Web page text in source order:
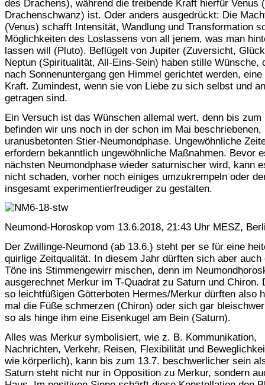
des Drachens), während die treibende Kraft hierfür Venus
Drachenschwanz) ist. Oder anders ausgedrückt: Die
(Venus) schafft Intensität, Wandlung und Transformation
Möglichkeiten des Loslassens von all jenem, was man
lassen will (Pluto). Beflügelt von Jupiter (Zuversicht,
Neptun (Spiritualität, All-Eins-Sein) haben stille Wünsche,
nach Sonnenuntergang gen Himmel gerichtet werden, eine
Kraft. Zumindest, wenn sie von Liebe zu sich selbst und
getragen sind.
Ein Versuch ist das Wünschen allemal wert, denn bis zum
befinden wir uns noch in der schon im Mai beschriebenen,
uranusbetonten Stier-Neumondphase. Ungewöhnliche
erfordern bekanntlich ungewöhnliche Maßnahmen. Bevor
nächsten Neumondphase wieder saturnischer wird, kann
nicht schaden, vorher noch einiges umzukrempeln oder
insgesamt experimentierfreudiger zu gestalten.
Neumond-Horoskop vom 13.6.2018, 21:43 Uhr MESZ,
Der Zwillinge-Neumond (ab 13.6.) steht per se für eine
quirlige Zeitqualität. In diesem Jahr dürften sich aber auch
Töne ins Stimmengewirr mischen, denn im
ausgerechnet Merkur im T-Quadrat zu Saturn und Chiron.
so leichtfüßigen Götterboten Hermes/Merkur dürften also
mal die Füße schmerzen (Chiron) oder sich gar
so als hinge ihm eine Eisenkugel am Bein (Saturn).
Alles was Merkur symbolisiert, wie z. B. Kommunikation,
Nachrichten, Verkehr, Reisen, Flexibilität und
wie körperlich), kann bis zum 13.7. beschwerlicher sein
Saturn steht nicht nur in Opposition zu Merkur, sondern